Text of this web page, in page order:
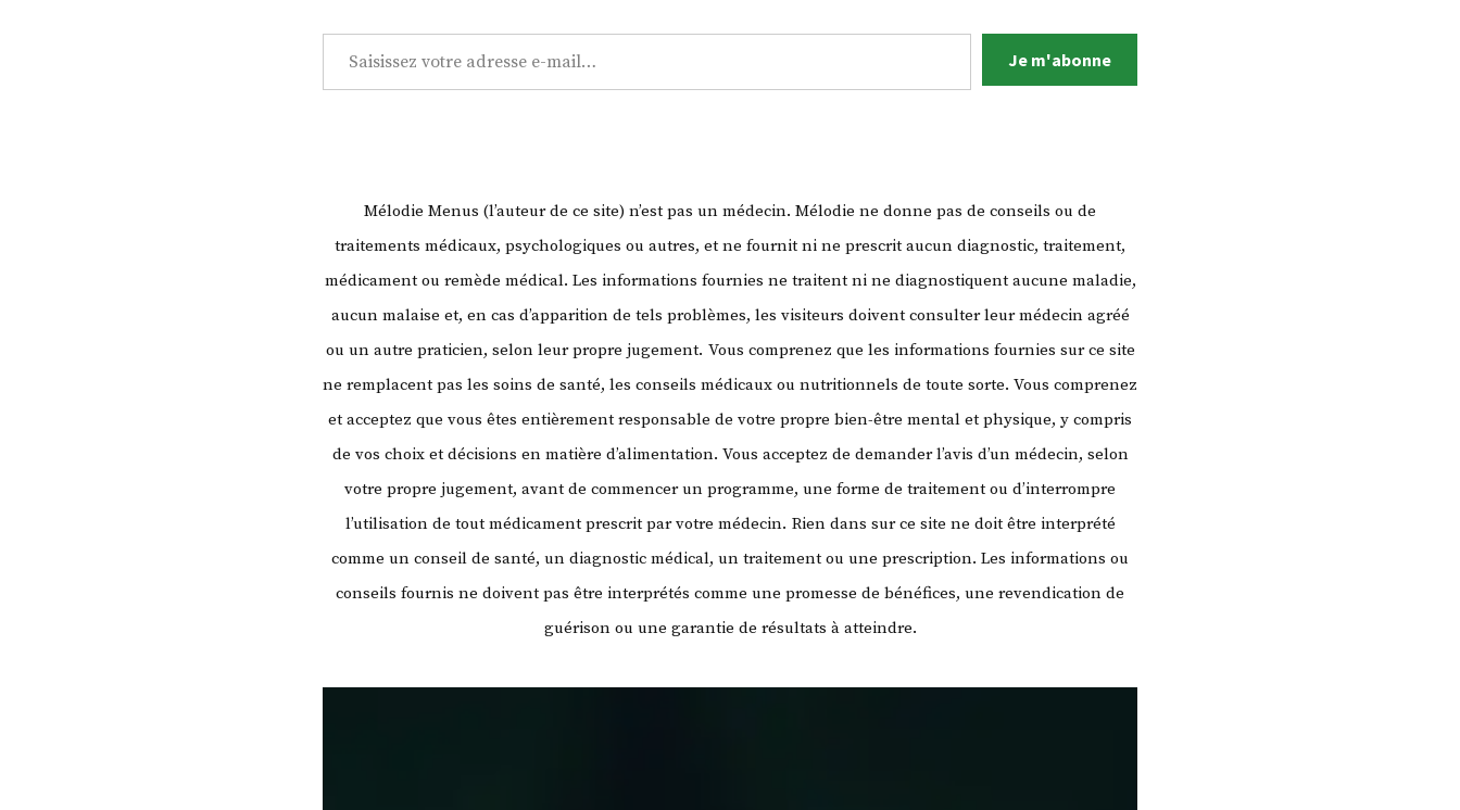
!
Saisissez votre adresse e-mail…
Je m'abonne
Mélodie Menus (l’auteur de ce site) n’est pas un médecin. Mélodie ne donne pas de conseils ou de
traitements médicaux, psychologiques ou autres, et ne fournit ni ne prescrit aucun diagnostic, traitement,
médicament ou remède médical. Les informations fournies ne traitent ni ne diagnostiquent aucune maladie,
aucun malaise et, en cas d’apparition de tels problèmes, les visiteurs doivent consulter leur médecin agréé
ou un autre praticien, selon leur propre jugement. Vous comprenez que les informations fournies sur ce site
ne remplacent pas les soins de santé, les conseils médicaux ou nutritionnels de toute sorte. Vous comprenez
et acceptez que vous êtes entièrement responsable de votre propre bien-être mental et physique, y compris
de vos choix et décisions en matière d’alimentation. Vous acceptez de demander l’avis d’un médecin, selon
votre propre jugement, avant de commencer un programme, une forme de traitement ou d’interrompre
l’utilisation de tout médicament prescrit par votre médecin. Rien dans sur ce site ne doit être interprété
comme un conseil de santé, un diagnostic médical, un traitement ou une prescription. Les informations ou
conseils fournis ne doivent pas être interprétés comme une promesse de bénéfices, une revendication de
guérison ou une garantie de résultats à atteindre.